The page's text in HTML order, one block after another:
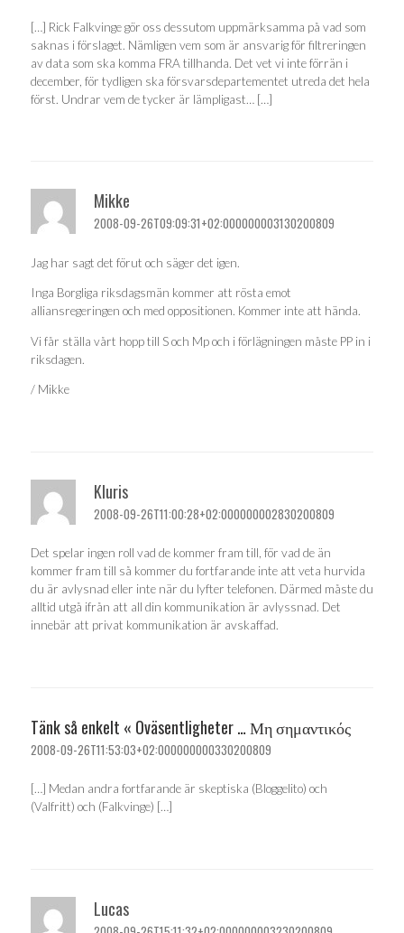
[…] Rick Falkvinge gör oss dessutom uppmärksamma på vad som
saknas i förslaget. Nämligen vem som är ansvarig för filtreringen
av data som ska komma FRA tillhanda. Det vet vi inte förrän i
december, för tydligen ska försvarsdepartementet utreda det hela
först. Undrar vem de tycker är lämpligast… […]
Mikke
2008-09-26T09:09:31+02:000000003130200809
Jag har sagt det förut och säger det igen.
Inga Borgliga riksdagsmän kommer att rösta emot
alliansregeringen och med oppositionen. Kommer inte att hända.
Vi får ställa vårt hopp till S och Mp och i förlägningen måste PP in i
riksdagen.
/ Mikke
Kluris
2008-09-26T11:00:28+02:000000002830200809
Det spelar ingen roll vad de kommer fram till, för vad de än
kommer fram till så kommer du fortfarande inte att veta hurvida
du är avlysnad eller inte när du lyfter telefonen. Därmed måste du
alltid utgå ifrån att all din kommunikation är avlyssnad. Det
innebär att privat kommunikation är avskaffad.
Tänk så enkelt « Oväsentligheter … Μη σημαντικός
2008-09-26T11:53:03+02:000000000330200809
[…] Medan andra fortfarande är skeptiska (Bloggelito) och
(Valfritt) och (Falkvinge) […]
Lucas